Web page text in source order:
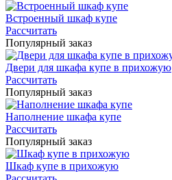
Встроенный шкаф купе
Рассчитать
Популярный заказ
Двери для шкафа купе в прихожую
Рассчитать
Популярный заказ
Наполнение шкафа купе
Рассчитать
Популярный заказ
Шкаф купе в прихожую